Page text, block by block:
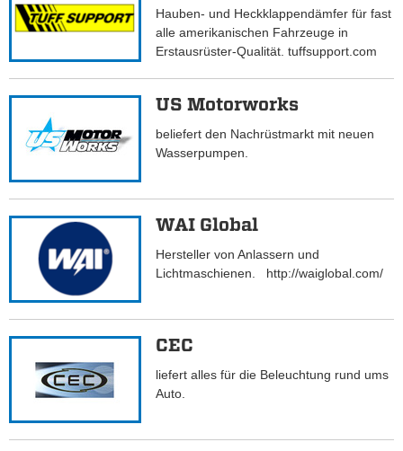
Hauben- und Heckklappendämfer für fast
alle amerikanischen Fahrzeuge in
Erstausrüster-Qualität. tuffsupport.com
US Motorworks
beliefert den Nachrüstmarkt mit neuen
Wasserpumpen.
WAI Global
Hersteller von Anlassern und
Lichtmaschienen. http://waiglobal.com/
CEC
liefert alles für die Beleuchtung rund ums
Auto.